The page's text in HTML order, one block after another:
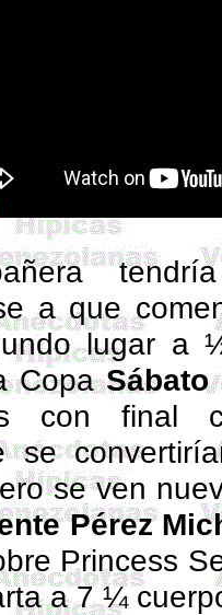
tendría
a que
lugar a
CopaSábato
con final
se
se ven
Pérez
Princess
a 7 ¼